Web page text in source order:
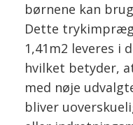
børnene kan
Dette
1,41m2 leveres i
hvilket betyder,
med nøje
bliver